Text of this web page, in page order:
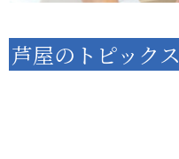
芦屋のトピックス